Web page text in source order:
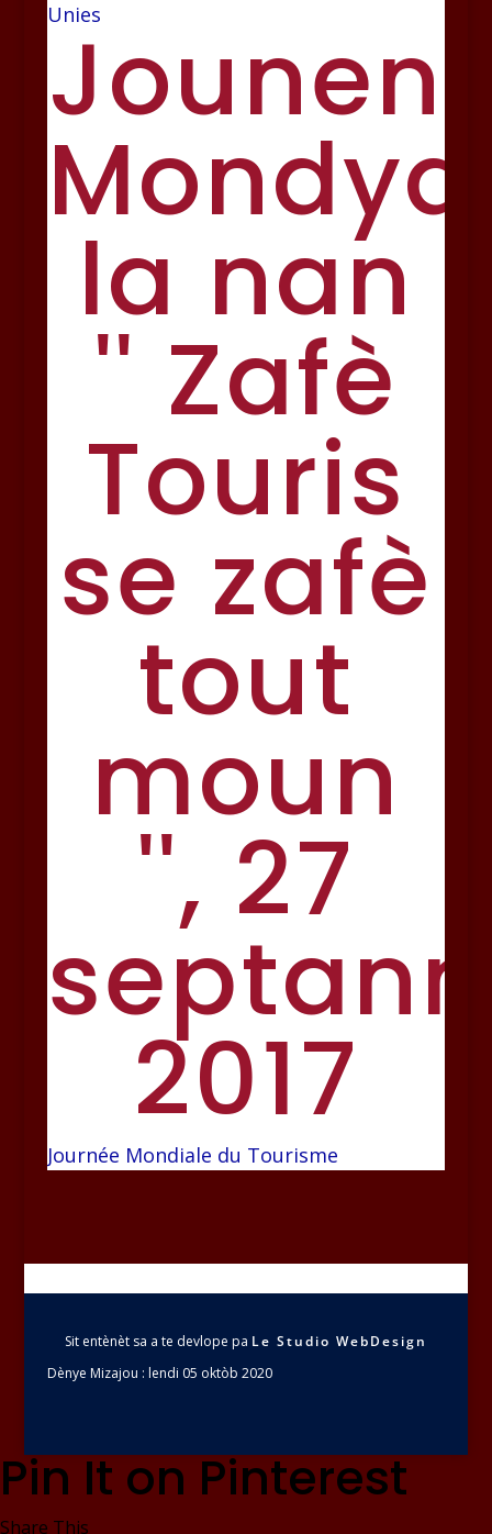
Unies
Jounen
la nan
'' Zafè
Touris
se zafè
tout
moun
'', 27
2017
Journée Mondiale du Tourisme
Sit entènèt sa a te devlope pa Le Studio WebDesign
Dènye Mizajou : lendi 05 oktòb 2020
Pin It on Pinterest
Share This